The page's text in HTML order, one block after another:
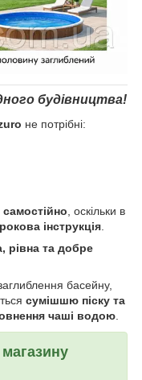
будівництва!
не потрібні:
самостійно , оскільки в
інструкція
рівна та добре
басейну,
сумішшю піску та
чаші водою